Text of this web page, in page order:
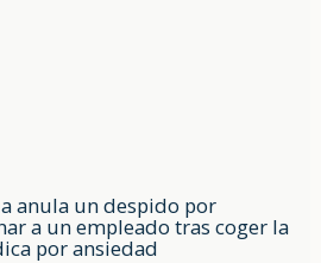
anula un despido por
a un empleado tras coger la
por ansiedad